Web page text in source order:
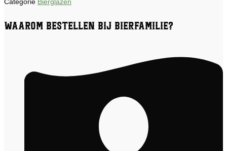
Categorie Bierglazen
Waarom bestellen bij Bierfamilie?